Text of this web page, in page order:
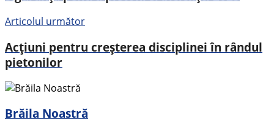
Articolul următor
Acțiuni pentru creșterea disciplinei în rândul
pietonilor
Brăila Noastră